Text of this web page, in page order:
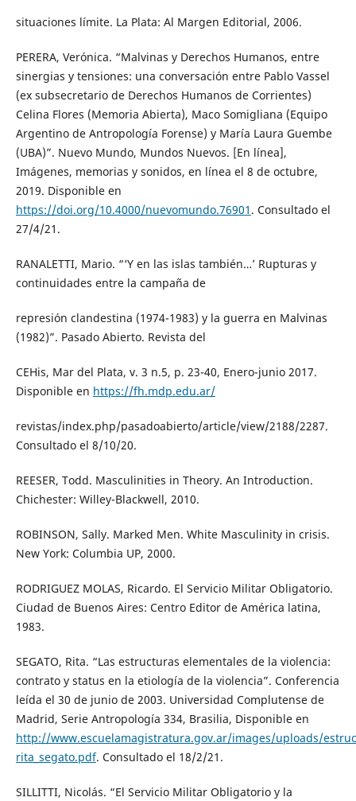
situaciones límite. La Plata: Al Margen Editorial, 2006.
PERERA, Verónica. “Malvinas y Derechos Humanos, entre
sinergias y tensiones: una conversación entre Pablo Vassel
(ex subsecretario de Derechos Humanos de Corrientes)
Celina Flores (Memoria Abierta), Maco Somigliana (Equipo
Argentino de Antropología Forense) y María Laura Guembe
(UBA)”. Nuevo Mundo, Mundos Nuevos. [En línea],
Imágenes, memorias y sonidos, en línea el 8 de octubre,
2019. Disponible en
https://doi.org/10.4000/nuevomundo.76901 . Consultado el
27/4/21.
RANALETTI, Mario. “‘Y en las islas también…’ Rupturas y
continuidades entre la campaña de
represión clandestina (1974-1983) y la guerra en Malvinas
(1982)”. Pasado Abierto. Revista del
CEHis, Mar del Plata, v. 3 n.5, p. 23-40, Enero-junio 2017.
Disponible en https://fh.mdp.edu.ar/
revistas/index.php/pasadoabierto/article/view/2188/2287.
Consultado el 8/10/20.
REESER, Todd. Masculinities in Theory. An Introduction.
Chichester: Willey-Blackwell, 2010.
ROBINSON, Sally. Marked Men. White Masculinity in crisis.
New York: Columbia UP, 2000.
RODRIGUEZ MOLAS, Ricardo. El Servicio Militar Obligatorio.
Ciudad de Buenos Aires: Centro Editor de América latina,
1983.
SEGATO, Rita. “Las estructuras elementales de la violencia:
contrato y status en la etiología de la violencia”. Conferencia
leída el 30 de junio de 2003. Universidad Complutense de
Madrid, Serie Antropología 334, Brasilia, Disponible en
http://www.escuelamagistratura.gov.ar/images/uploads/
rita_segato.pdf. Consultado el 18/2/21.
SILLITTI, Nicolás. “El Servicio Militar Obligatorio y la